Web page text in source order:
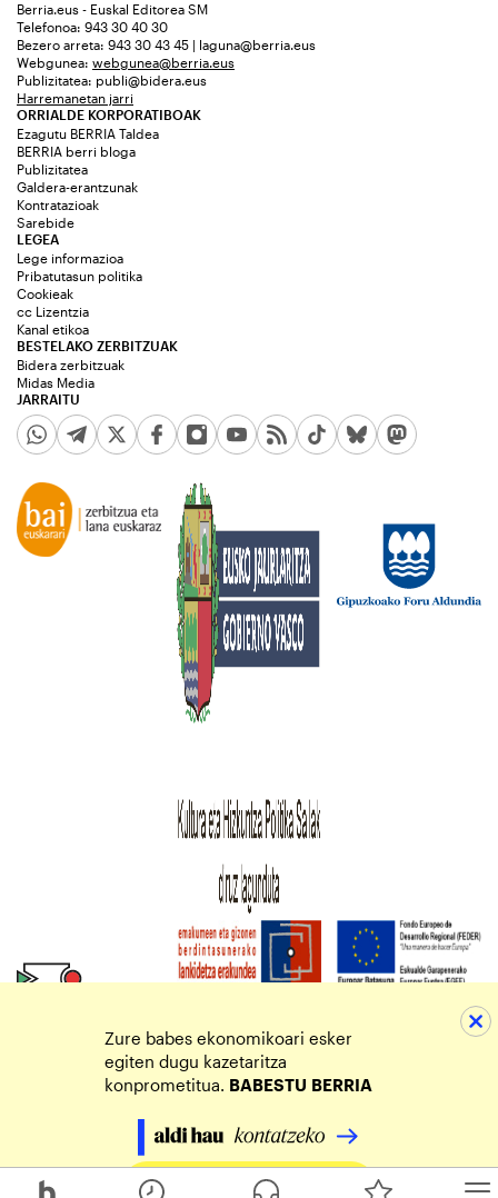
Berria.eus - Euskal Editorea SM
Telefonoa: 943 30 40 30
Bezero arreta: 943 30 43 45 | laguna@berria.eus
Webgunea: webgunea@berria.eus
Publizitatea: publi@bidera.eus
Harremanetan jarri
ORRIALDE KORPORATIBOAK
Ezagutu BERRIA Taldea
BERRIA berri bloga
Publizitatea
Galdera-erantzunak
Kontratazioak
Sarebide
JARRAITU
LEGEA
Lege informazioa
Pribatutasun politika
Cookieak
cc Lizentzia
Kanal etikoa
BESTELAKO ZERBITZUAK
Bidera zerbitzuak
Midas Media
Zure babes ekonomikoari esker
egiten dugu kazetaritza
konprometitua. BABESTU BERRIA
Egin zure ekarpena